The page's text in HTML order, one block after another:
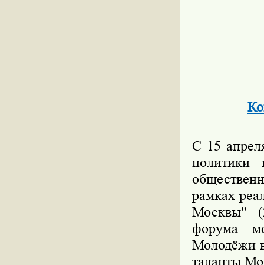
С 15
политики
рамках
Москвы"
форума
Молодёжи